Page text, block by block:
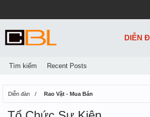
Diễn đàn Rao Vặt - Mua Bán
DIỄN
Tìm kiếm Recent Posts